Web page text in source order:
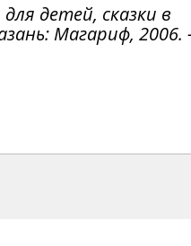
детей, сказки в
Магариф, 2006.